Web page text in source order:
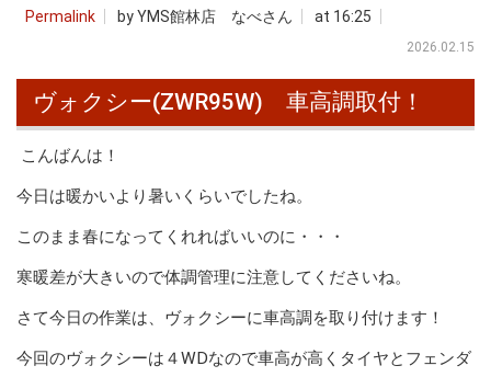
Permalink by YMS館林店 なべさん at 16:25
2026.02.15
ヴォクシー(ZWR95W) 車高調取付！
こんばんは！
今日は暖かいより暑いくらいでしたね。
このまま春になってくれればいいのに・・・
寒暖差が大きいので体調管理に注意してくださいね。
さて今日の作業は、ヴォクシーに車高調を取り付けます！
今回のヴォクシーは４WDなので車高が高くタイヤとフェンダ